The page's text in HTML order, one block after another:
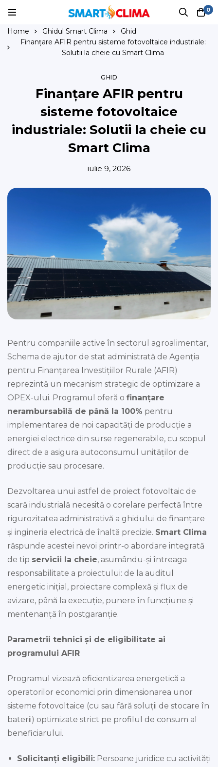
0
Home Ghidul Smart Clima
Ghid
Finanțare AFIR pentru sisteme fotovoltaice industriale:
Solutii la cheie cu Smart Clima
GHID
Finanțare AFIR pentru
sisteme fotovoltaice
industriale: Solutii la cheie cu
Smart Clima
iulie 9, 2026
Pentru companiile active în sectorul agroalimentar,
Schema de ajutor de stat administrată de Agenția
pentru Finanțarea Investițiilor Rurale (AFIR)
reprezintă un mecanism strategic de optimizare a
OPEX-ului. Programul oferă o finanțare
nerambursabilă de până la 100% pentru
implementarea de noi capacități de producție a
energiei electrice din surse regenerabile, cu scopul
direct de a asigura autoconsumul unităților de
producție sau procesare.
Dezvoltarea unui astfel de proiect fotovoltaic de
scară industrială necesită o corelare perfectă între
rigurozitatea administrativă a ghidului de finanțare
și ingineria electrică de înaltă precizie. Smart Clima
răspunde acestei nevoi printr-o abordare integrată
de tip servicii la cheie, asumându-și întreaga
responsabilitate a proiectului: de la auditul
energetic inițial, proiectare complexă și flux de
avizare, până la execuție, punere în funcțiune și
mentenanță în postgaranție.
Parametrii tehnici și de eligibilitate ai
programului AFIR
Programul vizează eficientizarea energetică a
operatorilor economici prin dimensionarea unor
sisteme fotovoltaice (cu sau fără soluții de stocare în
baterii) optimizate strict pe profilul de consum al
beneficiarului.
Solicitanți eligibili: Persoane juridice cu activități